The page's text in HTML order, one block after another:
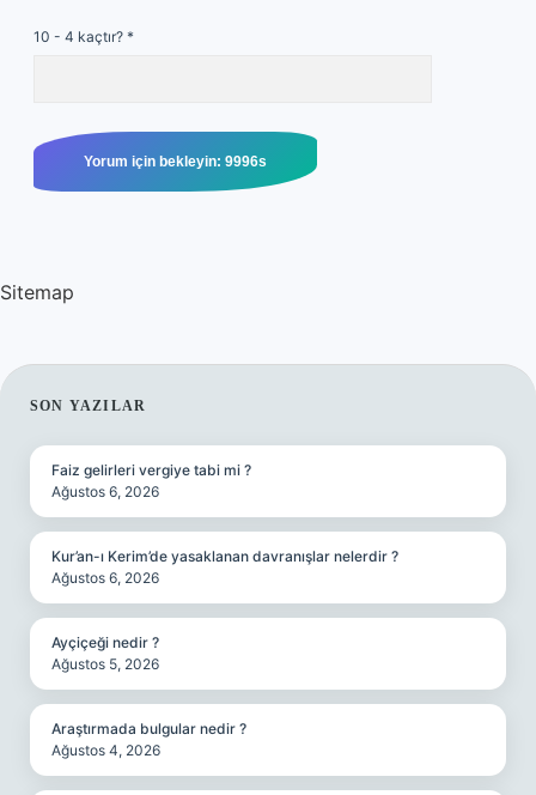
10 - 4 kaçtır? *
Sitemap
SIDEBAR
SON YAZILAR
Faiz gelirleri vergiye tabi mi ?
Ağustos 6, 2026
Kur’an-ı Kerim’de yasaklanan davranışlar nelerdir ?
Ağustos 6, 2026
Ayçiçeği nedir ?
Ağustos 5, 2026
Araştırmada bulgular nedir ?
Ağustos 4, 2026